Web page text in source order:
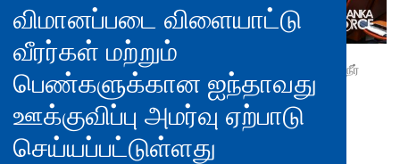
விமானப்படை விளையாட்டு
வீரர்கள் மற்றும்
பெண்களுக்கான ஐந்தாவது
ஊக்குவிப்பு அமர்வு ஏற்பாடு
செய்யப்பட்டுள்ளது
நீர்